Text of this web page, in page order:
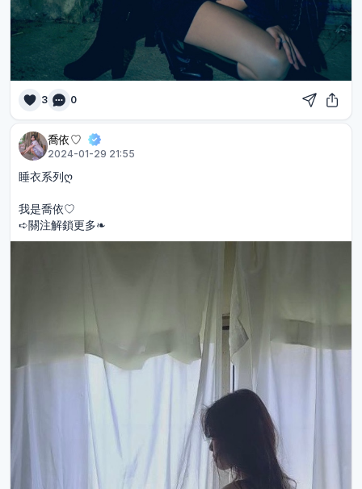
3 0
喬依♡︎
2024-01-29 21:55
睡衣系列ღ
我是喬依♡︎
➪關注解鎖更多❧